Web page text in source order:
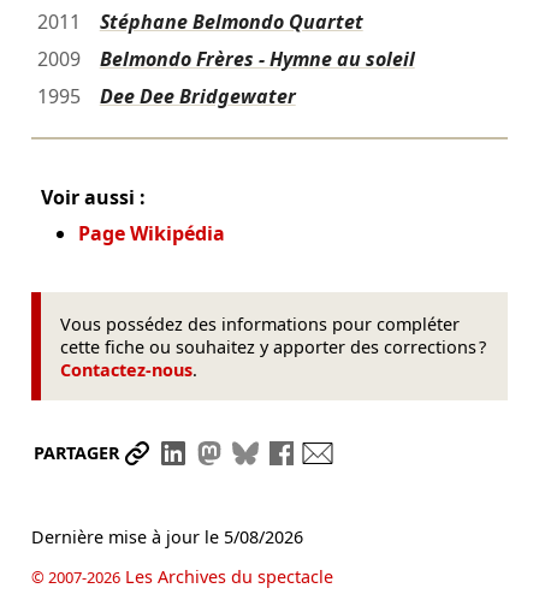
2011
Stéphane Belmondo Quartet
2009
Belmondo Frères - Hymne au soleil
1995
Dee Dee Bridgewater
Voir aussi :
Page Wikipédia
Vous possédez des informations pour compléter
cette fiche ou souhaitez y apporter des corrections ?
Contactez-nous.
PARTAGER Partager le lien
Partager sur LinkedIn
Partager sur Mastodon
Partager sur Bluesky
Partager sur Facebook
Dernière mise à jour le 5/08/2026
© 2007-2026Les Archives du spectacle